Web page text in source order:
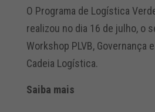
O Programa de Logística
realizou no dia 16 de julho, o
Workshop PLVB, Governança
Cadeia Logística.
Saiba mais